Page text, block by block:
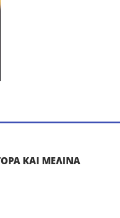
ΚΑΙ ΜΕΛΙΝΑ